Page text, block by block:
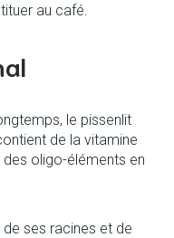
au café.
le pissenlit
de la vitamine
des oligo-éléments en
ses racines et de